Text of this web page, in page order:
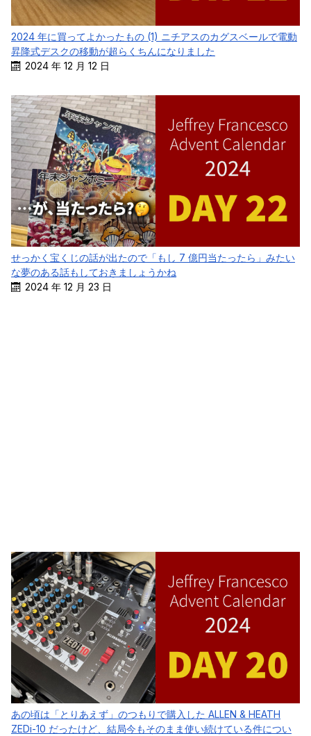
2024 年に買ってよかったもの (1) ニチアスのカグスベールで電動
昇降式デスクの移動が超らくちんになりました
2024 年 12 月 12 日
せっかく宝くじの話が出たので「もし 7 億円当たったら」みたい
な夢のある話もしておきましょうかね
2024 年 12 月 23 日
あの頃は「とりあえず」のつもりで購入した ALLEN & HEATH
ZEDi-10 だったけど、結局今もそのまま使い続けている件につい